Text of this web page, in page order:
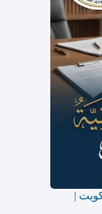
اب الكويت |